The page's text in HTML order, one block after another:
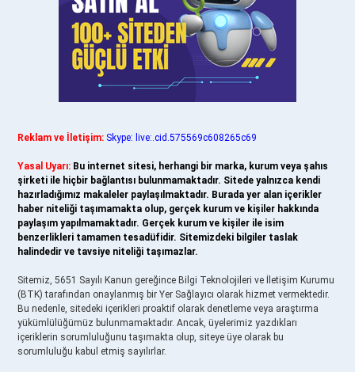
Reklam ve İletişim: Skype: live:.cid.575569c608265c69
Yasal Uyarı: Bu internet sitesi, herhangi bir marka, kurum veya şahıs
şirketi ile hiçbir bağlantısı bulunmamaktadır. Sitede yalnızca kendi
hazırladığımız makaleler paylaşılmaktadır. Burada yer alan içerikler
haber niteliği taşımamakta olup, gerçek kurum ve kişiler hakkında
paylaşım yapılmamaktadır. Gerçek kurum ve kişiler ile isim
benzerlikleri tamamen tesadüfidir. Sitemizdeki bilgiler taslak
halindedir ve tavsiye niteliği taşımazlar.
Sitemiz, 5651 Sayılı Kanun gereğince Bilgi Teknolojileri ve İletişim Kurumu
(BTK) tarafından onaylanmış bir Yer Sağlayıcı olarak hizmet vermektedir.
Bu nedenle, sitedeki içerikleri proaktif olarak denetleme veya araştırma
yükümlülüğümüz bulunmamaktadır. Ancak, üyelerimiz yazdıkları
içeriklerin sorumluluğunu taşımakta olup, siteye üye olarak bu
sorumluluğu kabul etmiş sayılırlar.